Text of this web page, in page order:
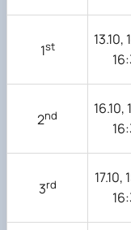
1st
13.10,
2nd
16.10,
3rd
17.10,